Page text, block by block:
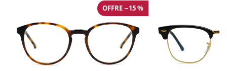
OFFRE −15 %